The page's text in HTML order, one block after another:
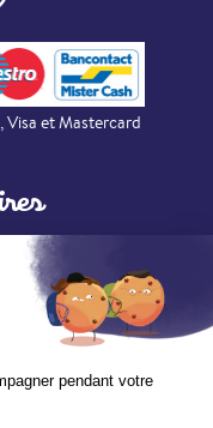
Visa et Mastercard